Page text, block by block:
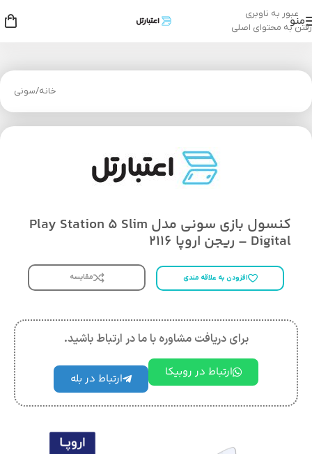
عبور به ناوبری
رفتن به محتوای اصلی
منو
خانه/سونی
کنسول بازی سونی مدل Play Station 5 Slim
Digital – ریجن اروپا 2116
افزودن به علاقه مندی مقایسه
برای دریافت مشاوره با ما در ارتباط باشید.
ارتباط در روبیکا ارتباط در بله